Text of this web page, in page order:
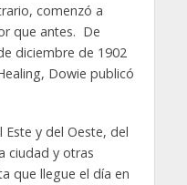
comenzó a
que antes. De
diciembre de 1902
Dowie publicó
y del Oeste, del
ciudad y otras
que llegue el día en